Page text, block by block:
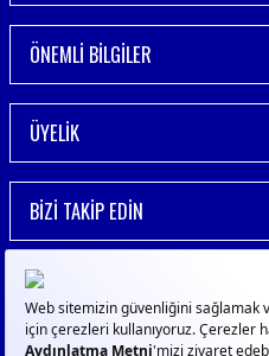
ÖNEMLİ BİLGİLER
ÜYELİK
BİZİ TAKİP EDİN